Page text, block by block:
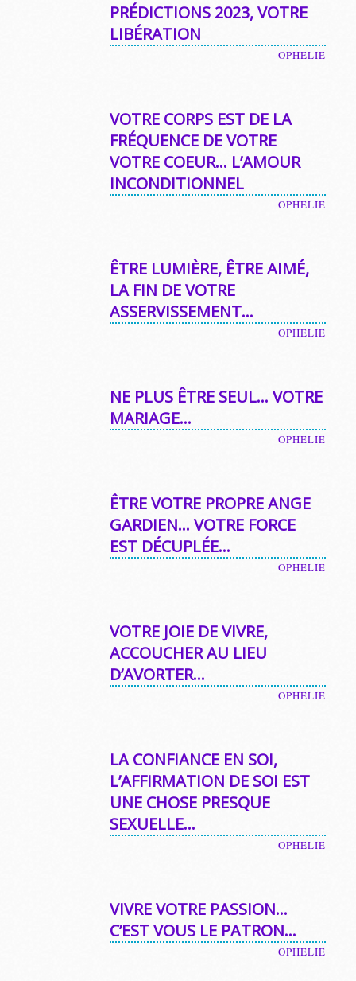
PRÉDICTIONS 2023, VOTRE
LIBÉRATION
OPHELIE
VOTRE CORPS EST DE LA
FRÉQUENCE DE VOTRE
VOTRE COEUR… L’AMOUR
INCONDITIONNEL
OPHELIE
ÊTRE LUMIÈRE, ÊTRE AIMÉ,
LA FIN DE VOTRE
ASSERVISSEMENT…
OPHELIE
NE PLUS ÊTRE SEUL… VOTRE
MARIAGE…
OPHELIE
ÊTRE VOTRE PROPRE ANGE
GARDIEN… VOTRE FORCE
EST DÉCUPLÉE…
OPHELIE
VOTRE JOIE DE VIVRE,
ACCOUCHER AU LIEU
D’AVORTER…
OPHELIE
LA CONFIANCE EN SOI,
L’AFFIRMATION DE SOI EST
UNE CHOSE PRESQUE
SEXUELLE…
OPHELIE
VIVRE VOTRE PASSION…
C’EST VOUS LE PATRON…
OPHELIE